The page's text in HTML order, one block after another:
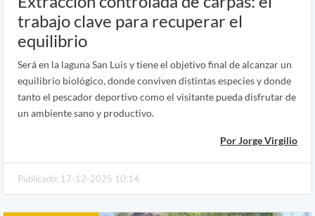
trabajo clave para recuperar el
equilibrio
Será en la laguna San Luis y tiene el objetivo final de alcanzar un
equilibrio biológico, donde conviven distintas especies y donde
tanto el pescador deportivo como el visitante pueda disfrutar de
un ambiente sano y productivo.
Por Jorge Virgilio
Publicado: 17-12-2025 10:14